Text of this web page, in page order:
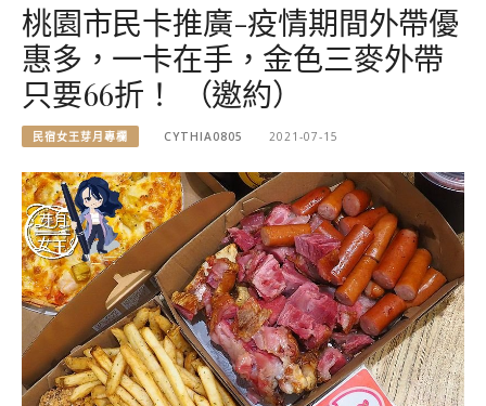
桃園市民卡推廣-疫情期間外帶優
惠多，一卡在手，金色三麥外帶
只要66折！ （邀約）
民宿女王芽月專欄 CYTHIA0805 2021-07-15